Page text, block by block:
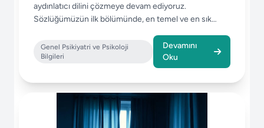
aydınlatıcı dilini çözmeye devam ediyoruz.
Sözlüğümüzün ilk bölümünde, en temel ve en sık
Genel Psikiyatri ve Psikoloji
Bilgileri
Devamını
Oku